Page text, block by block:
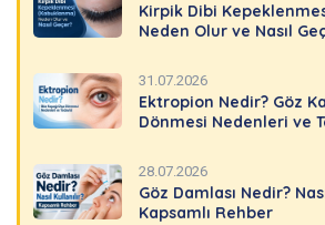
Kirpik Dibi
Neden Olur ve Nasıl
31.07.2026
Ektropion Nedir? Göz
Dönmesi Nedenleri ve
28.07.2026
Göz Damlası Nedir?
Kapsamlı Rehber